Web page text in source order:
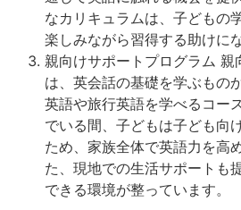
なカリキュラムは、子どもの
楽しみながら習得する助けに
親向けサポートプログラム 親
は、英会話の基礎を学ぶもの
英語や旅行英語を学べるコー
でいる間、子どもは子ども向
ため、家族全体で英語力を高
た、現地での生活サポートも
できる環境が整っています。